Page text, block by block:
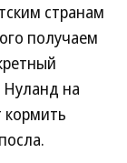
странам
получаем
Нуланд на
кормить